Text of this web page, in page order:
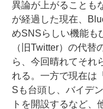
異論が上がることも
が経過した現在、
めSNSらしい機能も
（旧Twitter）の代
ら、今回晴れてそれ
れる。一方で現在は
Sも台頭し、バイデ
トを開設するなど